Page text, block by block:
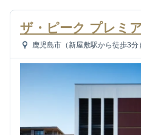
ザ・ピーク プレミ
鹿児島市（新屋敷駅から徒歩3分）